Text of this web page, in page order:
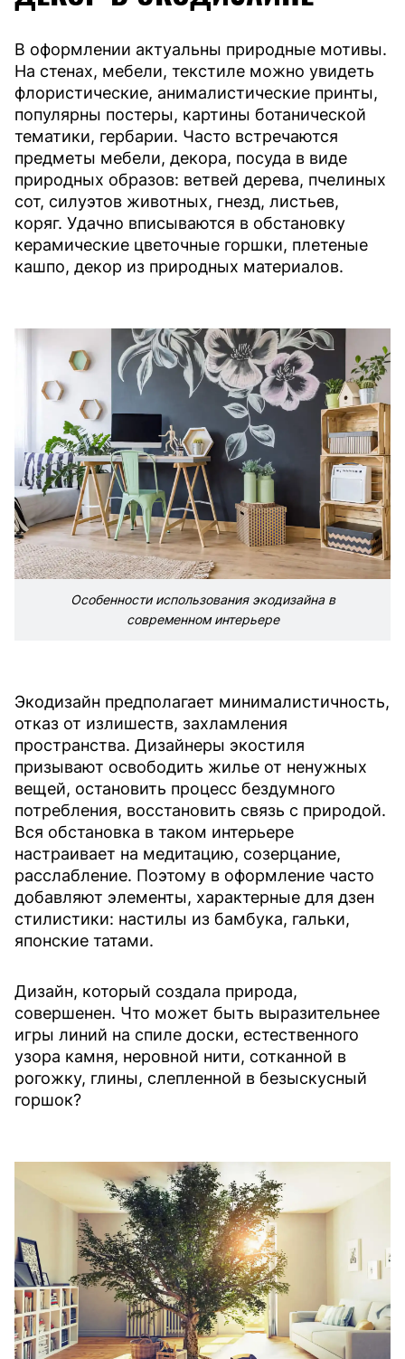
В оформлении актуальны природные мотивы.
На стенах, мебели, текстиле можно увидеть
флористические, анималистические принты,
популярны постеры, картины ботанической
тематики, гербарии. Часто встречаются
предметы мебели, декора, посуда в виде
природных образов: ветвей дерева, пчелиных
сот, силуэтов животных, гнезд, листьев,
коряг. Удачно вписываются в обстановку
керамические цветочные горшки, плетеные
кашпо, декор из природных материалов.
Особенности использования экодизайна в
современном интерьере
Экодизайн предполагает минималистичность,
отказ от излишеств, захламления
пространства. Дизайнеры экостиля
призывают освободить жилье от ненужных
вещей, остановить процесс бездумного
потребления, восстановить связь с природой.
Вся обстановка в таком интерьере
настраивает на медитацию, созерцание,
расслабление. Поэтому в оформление часто
добавляют элементы, характерные для дзен
стилистики: настилы из бамбука, гальки,
японские татами.
Дизайн, который создала природа,
совершенен. Что может быть выразительнее
игры линий на спиле доски, естественного
узора камня, неровной нити, сотканной в
рогожку, глины, слепленной в безыскусный
горшок?